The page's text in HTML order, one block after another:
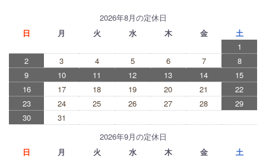
2026年8月の定休日
日
月 火 水 木 金
土
1
2
3 4 5 6 7
8
9
10 11 12 13 14
15
16
17 18 19 20 21
22
23
24 25 26 27 28
29
30
31
2026年9月の定休日
日
月 火 水 木 金
土